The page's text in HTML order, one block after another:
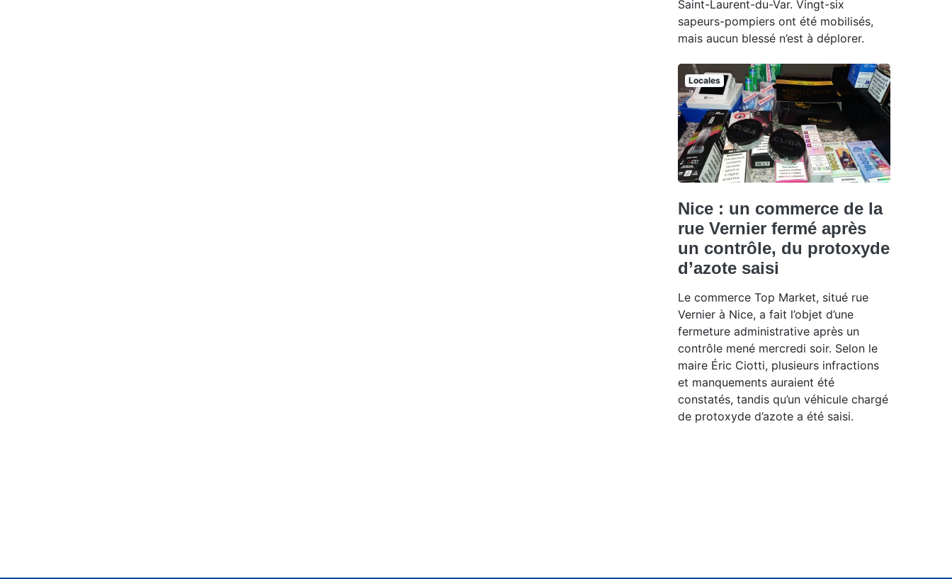
Saint-Laurent-du-Var. Vingt-six
sapeurs-pompiers ont été mobilisés,
mais aucun blessé n’est à déplorer.
Locales
Nice : un commerce de la
rue Vernier fermé après
un contrôle, du protoxyde
d’azote saisi
Le commerce Top Market, situé rue
Vernier à Nice, a fait l’objet d’une
fermeture administrative après un
contrôle mené mercredi soir. Selon le
maire Éric Ciotti, plusieurs infractions
et manquements auraient été
constatés, tandis qu’un véhicule chargé
de protoxyde d’azote a été saisi.